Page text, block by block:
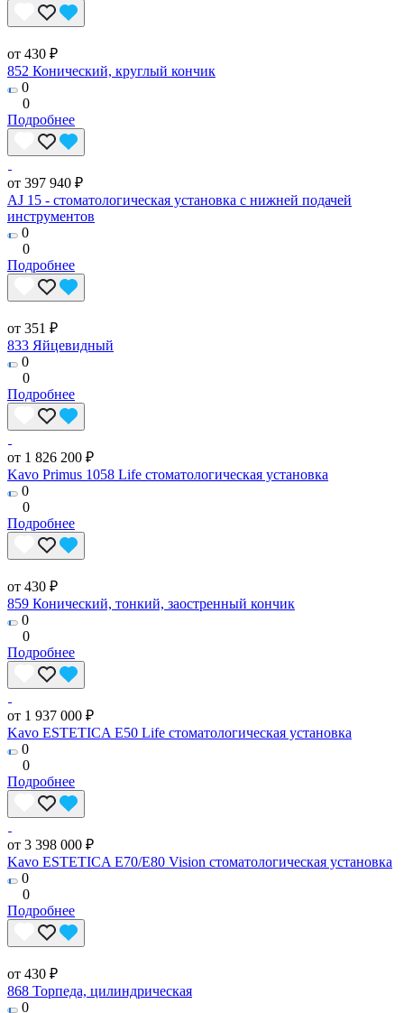
от 430 ₽
852 Конический, круглый кончик
0
0
Подробнее
от 397 940 ₽
AJ 15 - стоматологическая установка с нижней подачей
инструментов
0
0
Подробнее
от 351 ₽
833 Яйцевидный
0
0
Подробнее
от 1 826 200 ₽
Kavo Primus 1058 Life стоматологическая установка
0
0
Подробнее
от 430 ₽
859 Конический, тонкий, заостренный кончик
0
0
Подробнее
от 1 937 000 ₽
Kavo ESTETICA E50 Life стоматологическая установка
0
0
Подробнее
от 3 398 000 ₽
Kavo ESTETICA E70/E80 Vision стоматологическая установка
0
0
Подробнее
от 430 ₽
868 Торпеда, цилиндрическая
0